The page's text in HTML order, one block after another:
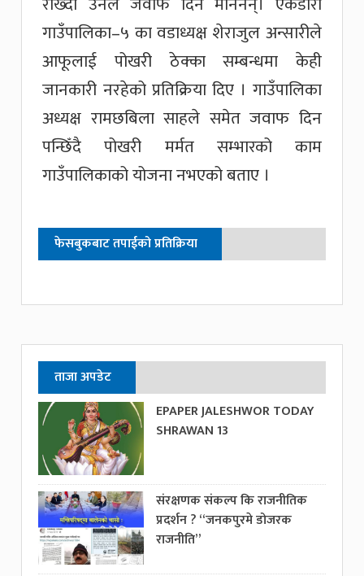
गाउँपालिका–५ का वडाध्यक्ष शेराजुल अन्सारीले
आफूलाई पोखरी ठेक्का सम्बन्धमा केही
जानकारी नरहेको प्रतिक्रिया दिए । गाउँपालिका
अध्यक्ष रामछबिला साहले समेत जवाफ दिन
पन्छिँदै पोखरी मर्मत सम्भारको काम
गाउँपालिकाको योजना नभएको बताए ।
फेसबुकबाट तपाईको प्रतिक्रिया
ताजा अपडेट
EPAPER JALESHWOR TODAY
SHRAWAN 13
संरक्षणक संकल्प कि राजनीतिक
प्रदर्शन ? “जनकपुरमे डोजरक
राजनीति”